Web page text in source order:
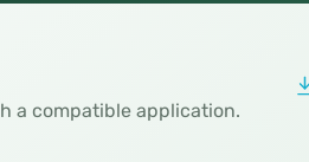
a compatible application.